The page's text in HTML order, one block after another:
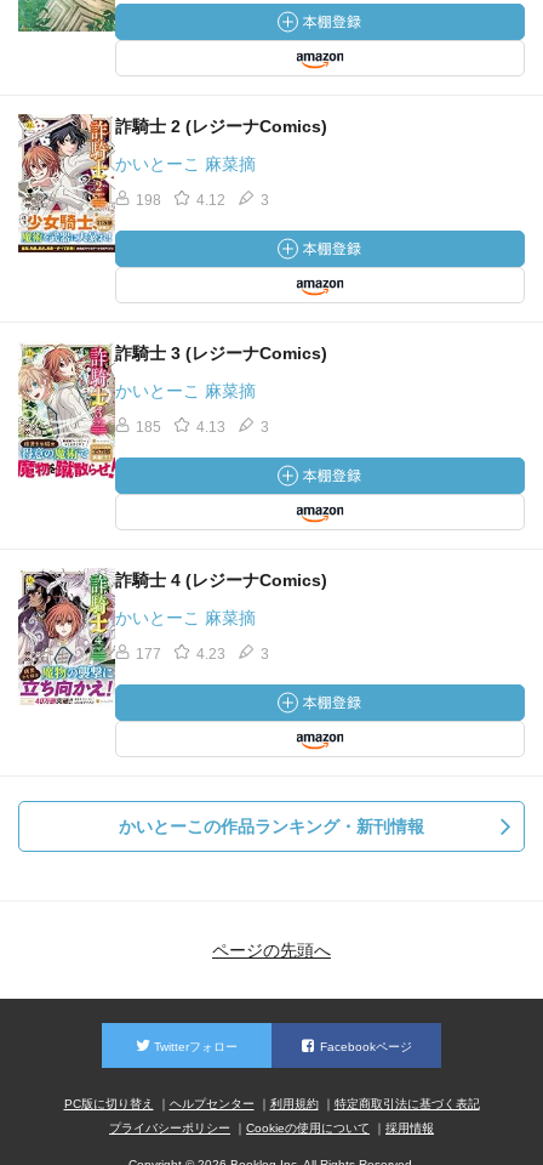
詐騎士 2 (レジーナComics)
かいとーこ 麻菜摘
198 4.12 3
詐騎士 3 (レジーナComics)
かいとーこ 麻菜摘
185 4.13 3
詐騎士 4 (レジーナComics)
かいとーこ 麻菜摘
177 4.23 3
かいとーこの作品ランキング・新刊情報
ページの先頭へ
Twitterフォロー Facebookページ
PC版に切り替え ヘルプセンター 利用規約
特定商取引法に基づく表記
プライバシーポリシー
Cookieの使用について 採用情報